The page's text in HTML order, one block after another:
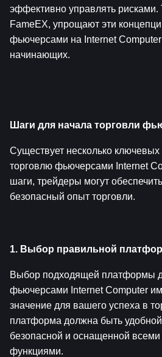
эффективно управлять
FameEX, упрощают эти
фьючерсами на Internet
начинающих.
Шаги для начала торговли
Существует несколько
торговлю фьючерсами Internet
шаги, трейдеры могут
безопасный опыт торговли.
1. Выбор правильной
Выбор подходящей платформы
фьючерсами Internet Computer
значение для вашего успеха в
платформа должна быть
безопасной и оснащенной
функциями.